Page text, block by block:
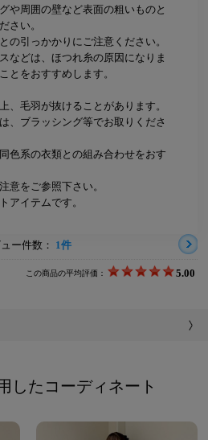
や周囲の壁など表面の粗いものと
さい。
の引っかかりにご注意ください。
などは、ほつれ糸の原因になりま
とをおすすめします。
、毛羽が抜けることがあります。
、ブラッシング等でお取りくださ
色系の衣類との組み合わせをおす
意をご参照下さい。
アイテムです。
ー件数： 1件
この商品の平均評価： 5.00
したコーディネート